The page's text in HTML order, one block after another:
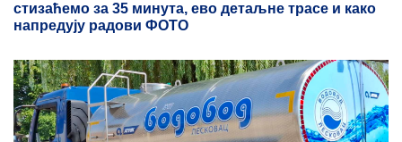
стизаћемо за 35 минута, ево детаљне трасе и како
напредују радови ФОТО